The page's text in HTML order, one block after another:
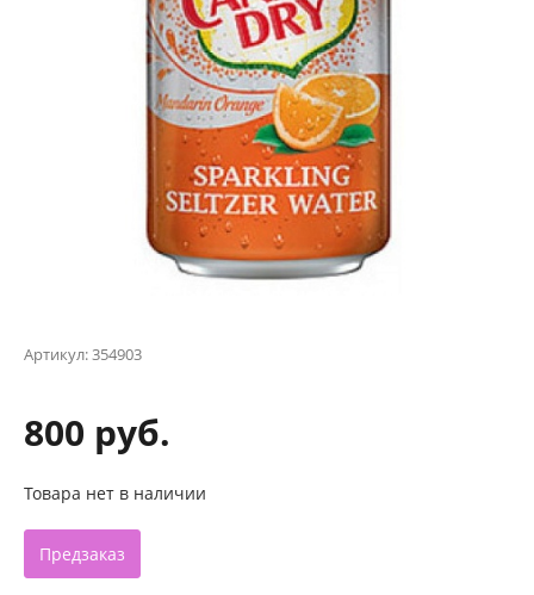
Артикул:354903
800 руб.
Товара нет в наличии
Предзаказ